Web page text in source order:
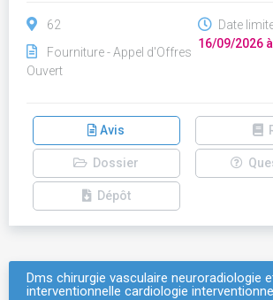
62
Fourniture - Appel d'Offres
Ouvert
Date
16/09/2026
Avis
Dossier
Dépôt
Dms chirurgie vasculaire neuroradiologie
interventionnelle cardiologie